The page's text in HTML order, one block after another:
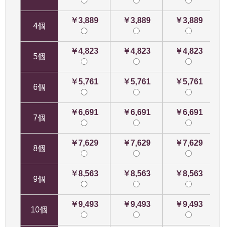
4個
￥3,889 ￥3,889 ￥3,889
5個
￥4,823 ￥4,823 ￥4,823
6個
￥5,761 ￥5,761 ￥5,761
7個
￥6,691 ￥6,691 ￥6,691
8個
￥7,629 ￥7,629 ￥7,629
9個
￥8,563 ￥8,563 ￥8,563
10個
￥9,493 ￥9,493 ￥9,493